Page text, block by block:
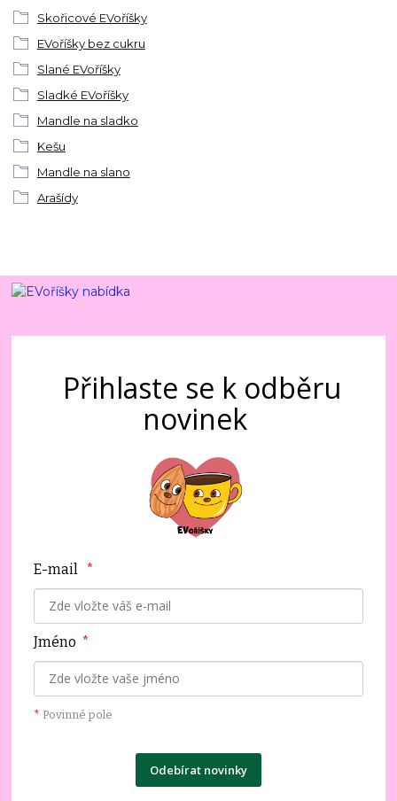
Skořicové EVoříšky
EVoříšky bez cukru
Slané EVoříšky
Sladké EVoříšky
Mandle na sladko
Kešu
Mandle na slano
Arašídy
Přihlaste se k odběru
novinek
E-mail *
Jméno *
* Povinné pole
Odebírat novinky